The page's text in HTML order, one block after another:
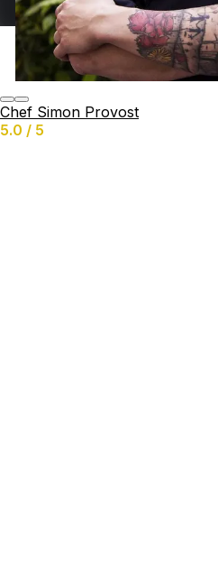
Chef Simon Provost
5.0 / 5